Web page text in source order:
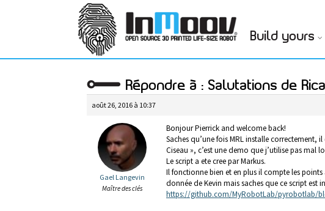
Build yours
Répondre à : Salutations de
août 26, 2016 à 10:37
Gael Langevin
Maître des clés
Bonjour Pierrick and welcome back!
Saches qu’une fois MRL installe correctement,
Ciseau », c’est une demo que j’utilise pas mal
Le script a ete cree par Markus.
Il fonctionne bien et en plus il compte les
donnée de Kevin mais saches que ce script est
https://github.com/MyRobotLab/pyrobotlab/